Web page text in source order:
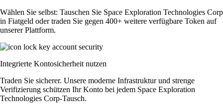
Wählen Sie selbst: Tauschen Sie Space Exploration Technologies Corp
in Fiatgeld oder traden Sie gegen 400+ weitere verfügbare Token auf
unserer Plattform.
Integrierte Kontosicherheit nutzen
Traden Sie sicherer. Unsere moderne Infrastruktur und strenge
Verifizierung schützen Ihr Konto bei jedem Space Exploration
Technologies Corp-Tausch.